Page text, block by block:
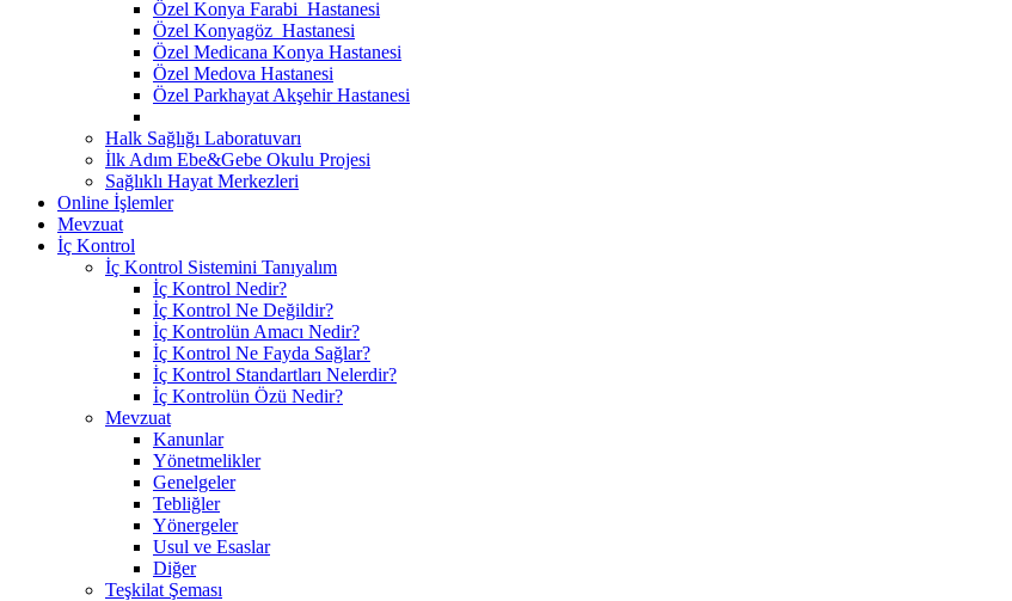
Özel Konya Farabi Hastanesi
Özel Konyagöz Hastanesi
Özel Medicana Konya Hastanesi
Özel Medova Hastanesi
Özel Parkhayat Akşehir Hastanesi
Halk Sağlığı Laboratuvarı
İlk Adım Ebe&Gebe Okulu Projesi
Sağlıklı Hayat Merkezleri
Online İşlemler
Mevzuat
İç Kontrol
İç Kontrol Sistemini Tanıyalım
İç Kontrol Nedir?
İç Kontrol Ne Değildir?
İç Kontrolün Amacı Nedir?
İç Kontrol Ne Fayda Sağlar?
İç Kontrol Standartları Nelerdir?
İç Kontrolün Özü Nedir?
Mevzuat
Kanunlar
Yönetmelikler
Genelgeler
Tebliğler
Yönergeler
Usul ve Esaslar
Diğer
Teşkilat Şeması